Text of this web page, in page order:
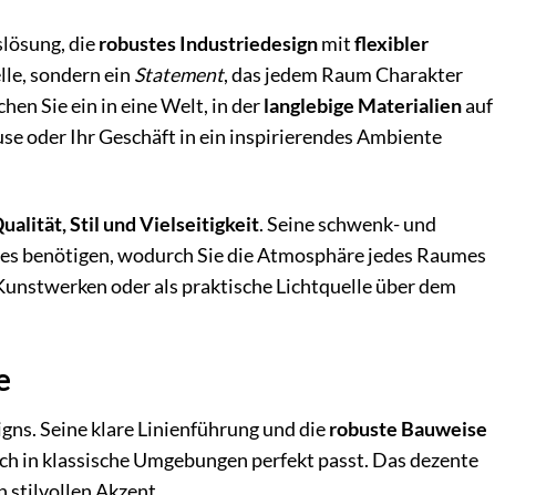
dierobustes Industriedesignmitflexibler
sondern ein Statement, das jedem Raum Charakter
Sie ein in eine Welt, in derlanglebige Materialienauf
oder Ihr Geschäft in ein inspirierendes Ambiente
Stil und Vielseitigkeit. Seine schwenk- und
benötigen, wodurch Sie die Atmosphäre jedes Raumes
oder als praktische Lichtquelle über dem
Seine klare Linienführung und dierobuste Bauweise
in klassische Umgebungen perfekt passt. Das dezente